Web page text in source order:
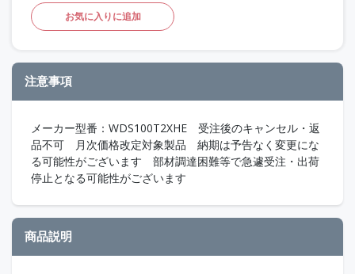
お気に入りに追加
注意事項
メーカー型番：WDS100T2XHE 受注後のキャンセル・返
品不可 月次価格改定対象製品 納期は予告なく変更にな
る可能性がございます 部材調達困難等で急遽受注・出荷
停止となる可能性がございます
商品説明